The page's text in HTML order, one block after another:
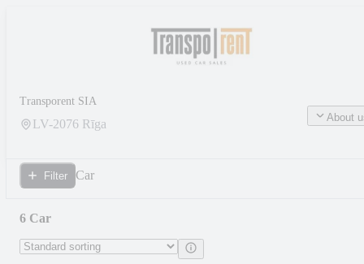
Transporent SIA
LV-2076 Rīga About
Filter Car
6 Car